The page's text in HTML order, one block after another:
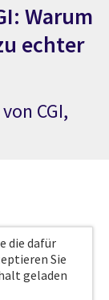
Warum
echter
CGI,
die dafür
Sie
geladen